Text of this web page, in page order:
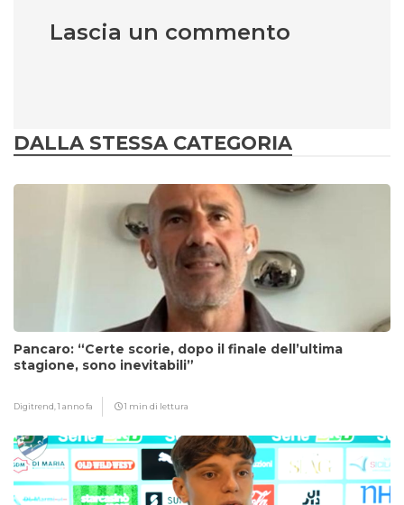
Lascia un commento
DALLA STESSA CATEGORIA
Pancaro: “Certe scorie, dopo il finale dell’ultima
stagione, sono inevitabili”
Digitrend,1 anno fa 1 min di lettura